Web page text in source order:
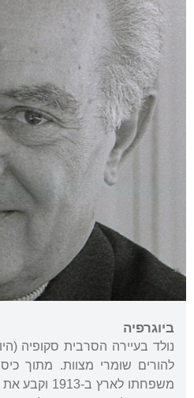
ביוגרפיה
נולד בעיירה הסרבית סקופיה
להורים שומרי מצוות. מתוך
משפחתו לארץ